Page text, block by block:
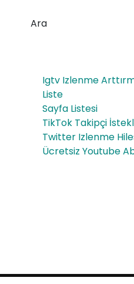
Ara
Igtv Izlenme
Liste
Sayfa Listesi
TikTok Takipçi
Twitter Izlenme
Ücretsiz Youtube